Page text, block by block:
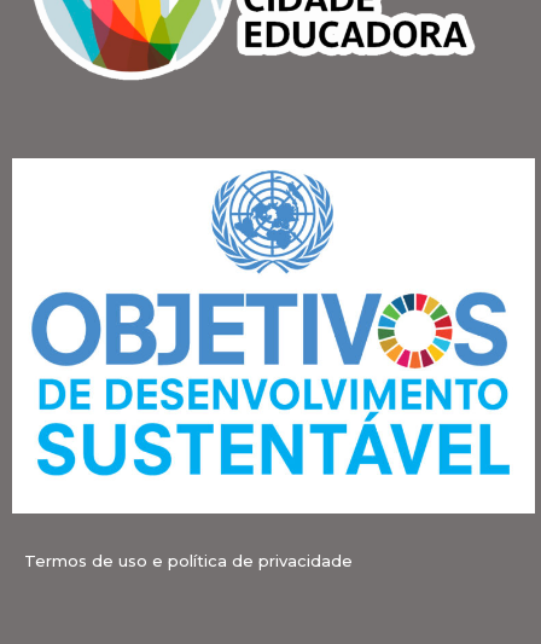
Termos de uso e política de privacidade